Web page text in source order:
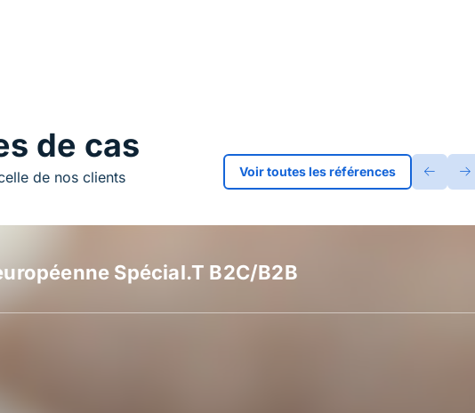
de cas
de nos clients Voir toutes les références
Spécial.T B2C/B2B